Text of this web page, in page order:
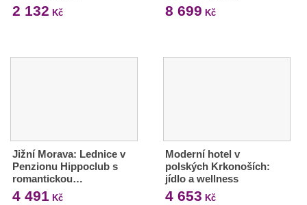
2 132 Kč 8 699 Kč
Jižní Morava: Lednice v
Penzionu Hippoclub s
romantickou…
4 491 Kč
Moderní hotel v
polských Krkonoších:
jídlo a wellness
4 653 Kč